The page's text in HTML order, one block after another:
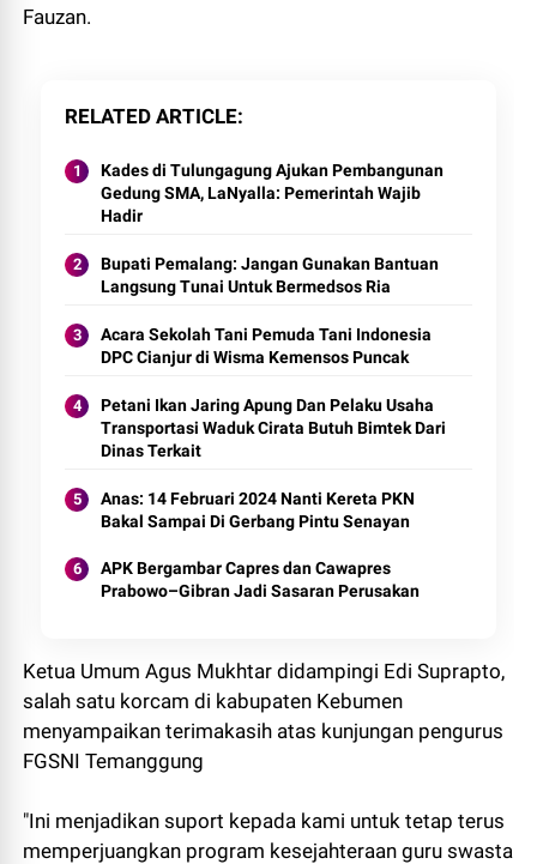
Fauzan.
RELATED ARTICLE
Kades di Tulungagung Ajukan Pembangunan
Gedung SMA, LaNyalla: Pemerintah Wajib
Hadir
Bupati Pemalang: Jangan Gunakan Bantuan
Langsung Tunai Untuk Bermedsos Ria
Acara Sekolah Tani Pemuda Tani Indonesia
DPC Cianjur di Wisma Kemensos Puncak
Petani Ikan Jaring Apung Dan Pelaku Usaha
Transportasi Waduk Cirata Butuh Bimtek Dari
Dinas Terkait
Anas: 14 Februari 2024 Nanti Kereta PKN
Bakal Sampai Di Gerbang Pintu Senayan
APK Bergambar Capres dan Cawapres
Prabowo–Gibran Jadi Sasaran Perusakan
Ketua Umum Agus Mukhtar didampingi Edi Suprapto,
salah satu korcam di kabupaten Kebumen
menyampaikan terimakasih atas kunjungan pengurus
FGSNI Temanggung
"Ini menjadikan suport kepada kami untuk tetap terus
memperjuangkan program kesejahteraan guru swasta